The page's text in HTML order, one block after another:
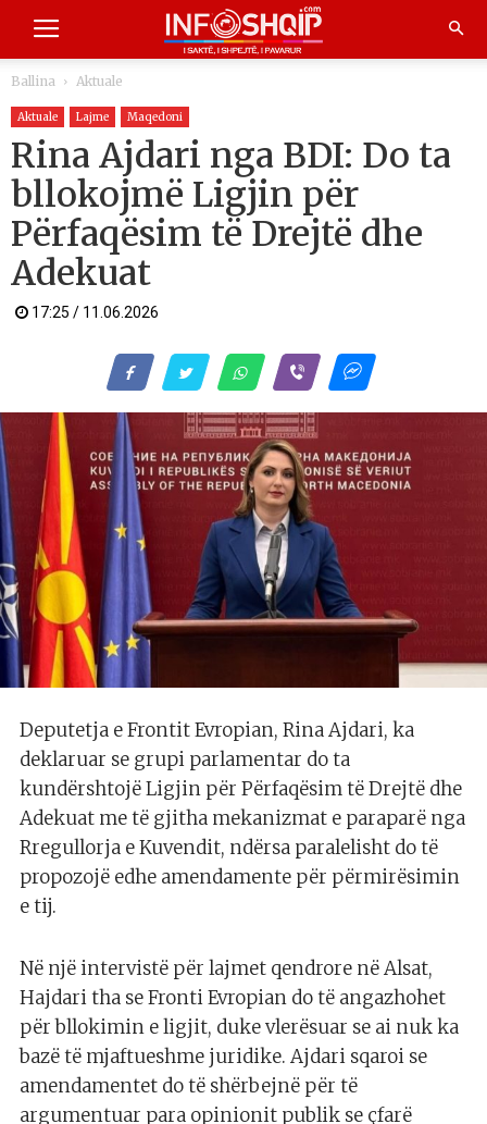
Ballina Aktuale
Aktuale Lajme Maqedoni
Rina Ajdari nga BDI: Do ta
bllokojmë Ligjin për
Përfaqësim të Drejtë dhe
Adekuat
17:25 / 11.06.2026
Deputetja e Frontit Evropian, Rina Ajdari, ka
deklaruar se grupi parlamentar do ta
kundërshtojë Ligjin për Përfaqësim të Drejtë dhe
Adekuat me të gjitha mekanizmat e paraparë nga
Rregullorja e Kuvendit, ndërsa paralelisht do të
propozojë edhe amendamente për përmirësimin
e tij.
Në një intervistë për lajmet qendrore në Alsat,
Hajdari tha se Fronti Evropian do të angazhohet
për bllokimin e ligjit, duke vlerësuar se ai nuk ka
bazë të mjaftueshme juridike. Ajdari sqaroi se
amendamentet do të shërbejnë për të
argumentuar para opinionit publik se çfarë